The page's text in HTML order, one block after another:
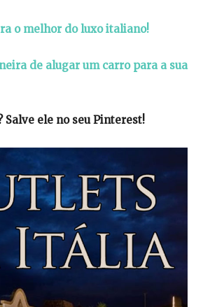
o melhor do luxo italiano!
de alugar um carro para a sua
Salve ele no seu Pinterest!